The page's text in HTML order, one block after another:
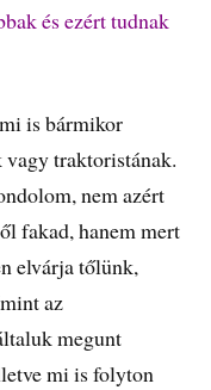
és ezért tudnak
is bármikor
traktoristának.
nem azért
fakad, hanem mert
elvárja tőlünk,
az
megunt
mi is folyton